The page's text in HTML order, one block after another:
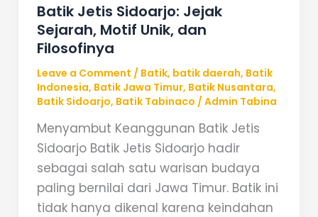
Batik Jetis Sidoarjo: Jejak
Sejarah, Motif Unik, dan
Filosofinya
Leave a Comment / Batik, batik daerah, Batik
Indonesia, Batik Jawa Timur, Batik Nusantara,
Batik Sidoarjo, Batik Tabinaco /Admin Tabina
Menyambut Keanggunan Batik Jetis
Sidoarjo Batik Jetis Sidoarjo hadir
sebagai salah satu warisan budaya
paling bernilai dari Jawa Timur. Batik ini
tidak hanya dikenal karena keindahan